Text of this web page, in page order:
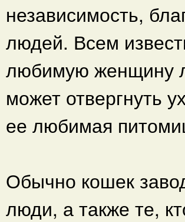
независимость,
людей. Всем
любимую женщину
может отвергнуть
ее любимая
Обычно кошек
люди, а также те,